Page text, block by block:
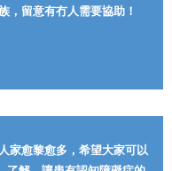
，留意有冇人需要協助！
家愈黎愈多，希望大家可以